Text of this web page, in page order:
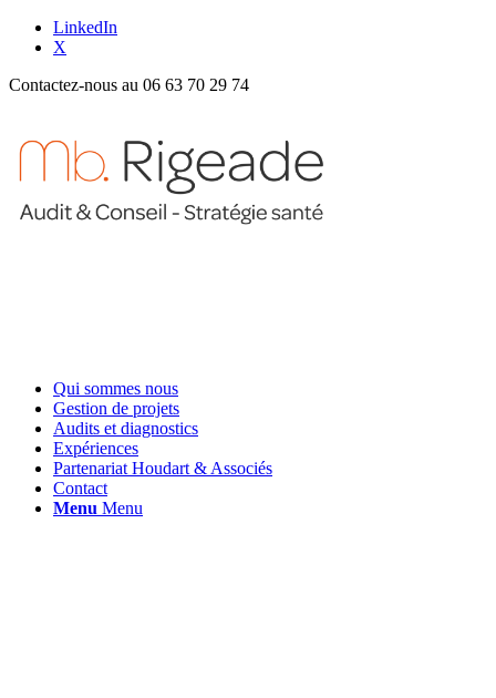
LinkedIn
X
Contactez-nous au 06 63 70 29 74
Qui sommes nous
Gestion de projets
Audits et diagnostics
Expériences
Partenariat Houdart & Associés
Contact
Menu Menu